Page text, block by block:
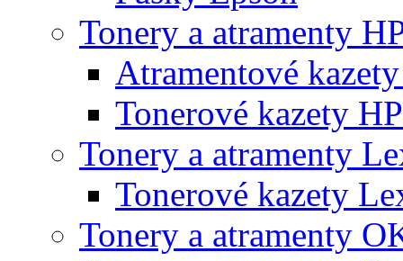
Tonery a atramenty
Atramentové
Tonerové kazety HP
Tonery a atramenty
Tonerové kazety
Tonery a atramenty